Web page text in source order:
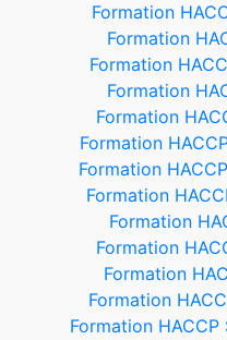
Formation
Formation
Formation
Formation
Formation
Formation
Formation
Formation
Formation
Formation
Formation
Formation
Formation